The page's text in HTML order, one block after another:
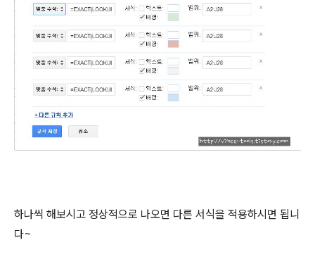
하나씩 해보시고 정상적으로 나오면 다른 서식을 적용하시면 됩니
다~